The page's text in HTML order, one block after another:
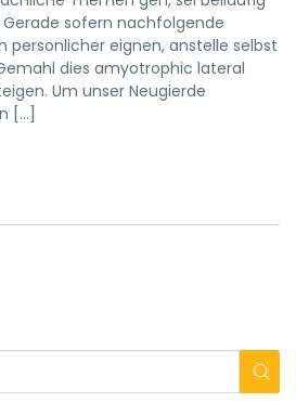
sofern nachfolgende
personlicher eignen, anstelle selbst
dies amyotrophic lateral
Um unser Neugierde
[…]